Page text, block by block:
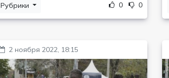
Рубрики 0 0
2 ноября 2022, 18:15